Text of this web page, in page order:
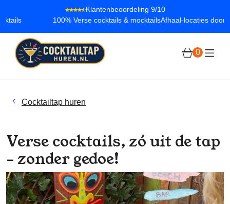
Klantenbeoordeling 9/10
Nederland
Vegan
100% Verse cocktails & mocktailsAfhaal-locaties door
0
Cocktailtap huren
Verse cocktails, zó uit de tap
– zonder gedoe!